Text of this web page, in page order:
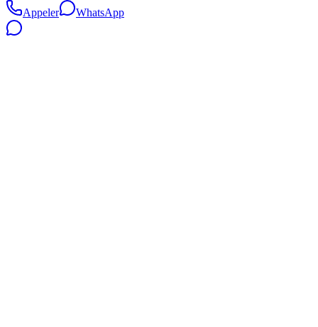
Appeler
WhatsApp